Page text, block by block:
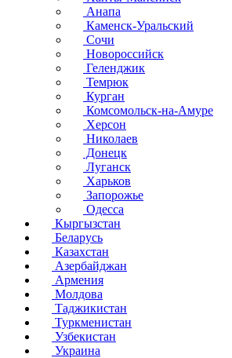
Анапа
Каменск-Уральский
Сочи
Новороссийск
Геленджик
Темрюк
Курган
Комсомольск-на-Амуре
Херсон
Николаев
Донецк
Луганск
Харьков
Запорожье
Одесса
Кыргызстан
Беларусь
Казахстан
Азербайджан
Армения
Молдова
Таджикистан
Туркменистан
Узбекистан
Украина